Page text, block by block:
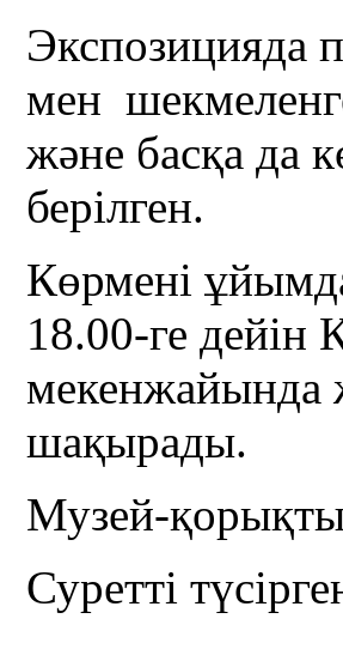
Экспозицияда
мен
және басқа да
берілген.
Көрмені
18.00-ге дейін
мекенжайында
шақырады.
Музей-
Суретті